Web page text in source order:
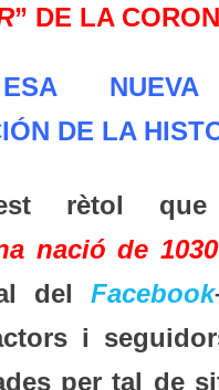
” DE LA
NUEVA
DE LA
rètol que
nació de
delFacebook
i
per tal de